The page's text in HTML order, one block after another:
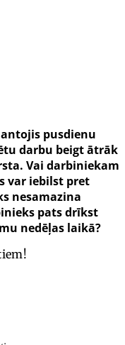
pusdienu
darbu beigt ātrāk
Vai darbiniekam
var iebilst pret
nesamazina
pats drīkst
nedēļas laikā?